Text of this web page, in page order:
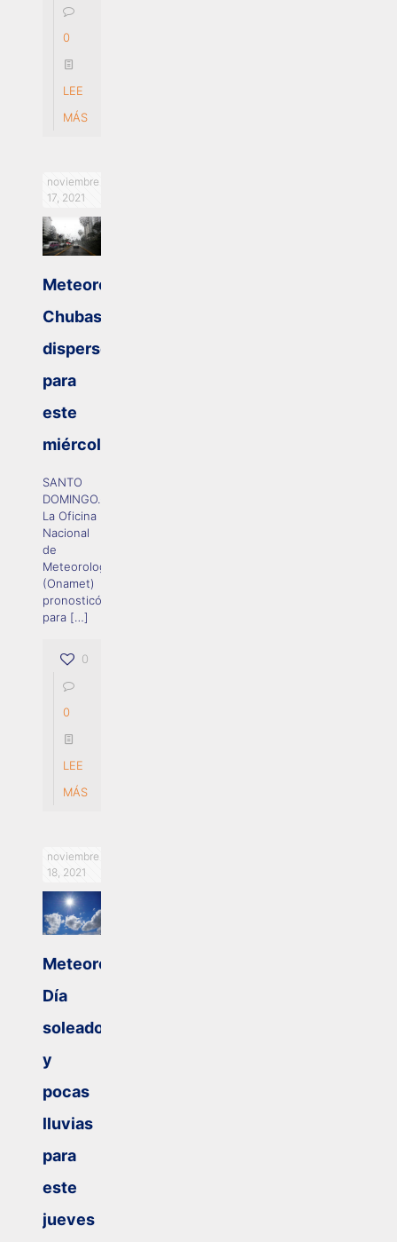
0
LEE
MÁS
noviembre
17, 2021
Meteorología:
Chubascos
dispersos
para
este
miércoles
SANTO
DOMINGO.-
La Oficina
Nacional
de
Meteorología
(Onamet)
pronosticó
para […]
0
0
LEE
MÁS
noviembre
18, 2021
Meteorología:
Día
soleado
y
pocas
lluvias
para
este
jueves